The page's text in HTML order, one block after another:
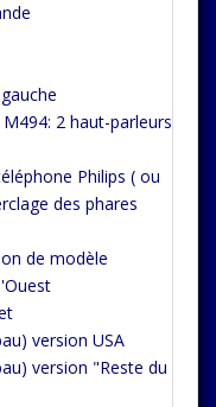
2 haut-parleurs
Philips ( ou
des phares
de modèle
version USA
version "Reste du